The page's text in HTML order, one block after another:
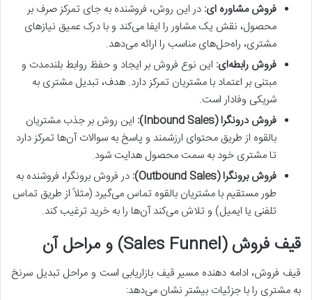
فروش مشاوره ای: در این روش، فروشنده به جای تمرکز صرف بر
محصول، نقش یک مشاور را ایفا می‌کند و با درک عمیق نیازهای
مشتری، راه‌حل‌های مناسب را ارائه می‌دهد.
فروش رابطه‌ای: این نوع فروش بر ایجاد و حفظ روابط بلندمدت و
مبتنی بر اعتماد با مشتریان تمرکز دارد. هدف، تبدیل مشتری به
شریکی وفادار است.
فروش درونگرا (Inbound Sales):
این روش بر جذب مشتریان
بالقوه از طریق محتوای ارزشمند و پاسخ به سوالات آن‌ها تمرکز دارد
تا مشتری خود به سمت محصول هدایت شود.
فروش برونگرا (Outbound Sales):
در فروش برونگرا، فروشنده به
طور مستقیم با مشتریان بالقوه تماس می‌گیرد (مثلاً از طریق تماس
تلفنی یا ایمیل) و تلاش می‌کند آن‌ها را به خرید ترغیب کند.
قیف فروش (Sales Funnel) و مراحل آن
قیف فروش، ادامه دهنده مسیر قیف بازاریابی است و مراحل تبدیل سرنخ
به مشتری را با جزئیات بیشتر نشان می‌دهد: